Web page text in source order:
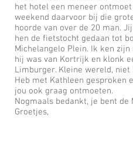
het hotel een meneer
weekend daarvoor bij die
hoorde van over de 20 man.
hen de fietstocht gedaan tot
Michelangelo Plein. Ik ken zijn
hij was van Kortrijk en klonk
Limburger. Kleine wereld, niet
Heb met Kathleen gesproken
jou ook graag ontmoeten.
Nogmaals bedankt, je bent de
Groetjes,